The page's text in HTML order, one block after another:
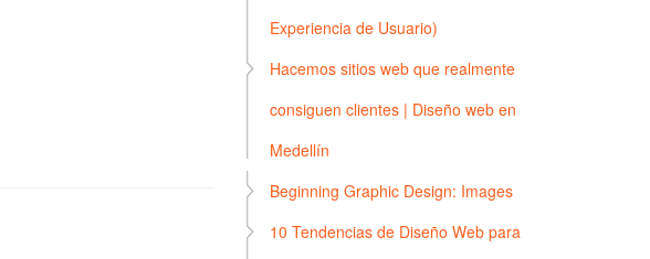
Experiencia de Usuario)
Hacemos sitios web que realmente
consiguen clientes | Diseño web en
Medellín
Beginning Graphic Design: Images
10 Tendencias de Diseño Web para